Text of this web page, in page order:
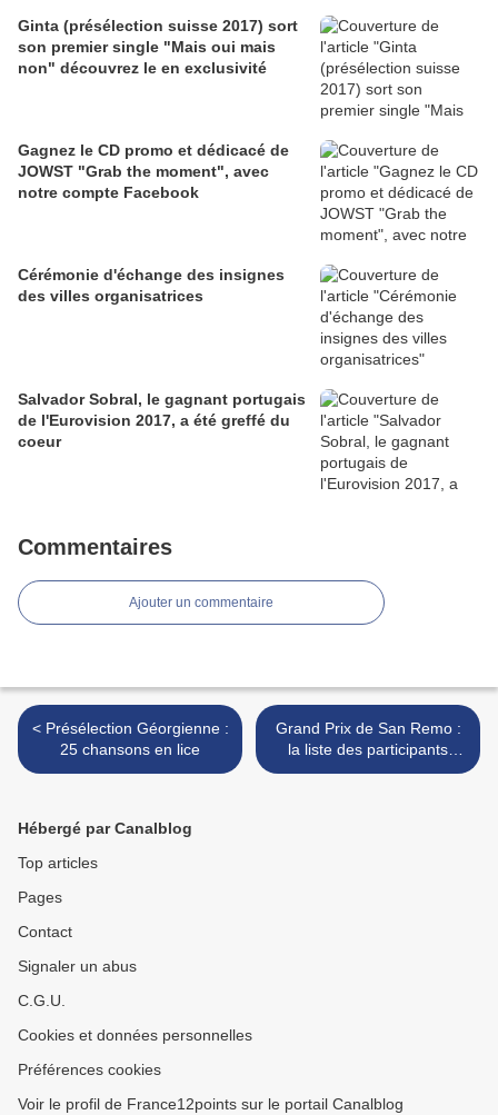
Ginta (présélection suisse 2017) sort
son premier single "Mais oui mais
non" découvrez le en exclusivité
Gagnez le CD promo et dédicacé de
JOWST "Grab the moment", avec
notre compte Facebook
Cérémonie d'échange des insignes
des villes organisatrices
Salvador Sobral, le gagnant portugais
de l'Eurovision 2017, a été greffé du
coeur
Commentaires
Ajouter un commentaire
< Présélection Géorgienne :
25 chansons en lice
Grand Prix de San Remo :
la liste des participants
rendue publique >
Hébergé par Canalblog
Top articles
Pages
Contact
Signaler un abus
C.G.U.
Cookies et données personnelles
Préférences cookies
Voir le profil de France12points sur le portail Canalblog